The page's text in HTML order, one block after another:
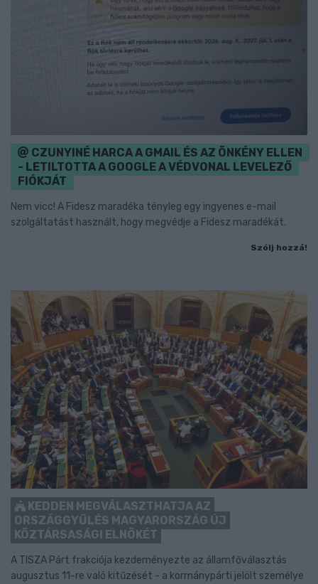
CZUNYINÉ HARCA A GMAIL ÉS AZ ÖNKÉNY ELLEN
- LETILTOTTA A GOOGLE A VÉDVONAL LEVELEZŐ
FIÓKJÁT
Nem vicc! A Fidesz maradéka tényleg egy ingyenes e-mail
szolgáltatást használt, hogy megvédje a Fidesz maradékát.
Szólj hozzá!
KEDDEN MEGVÁLASZTHATJA AZ
ORSZÁGGYŰLÉS MAGYARORSZÁG ÚJ
KÖZTÁRSASÁGI ELNÖKÉT
A TISZA Párt frakciója kezdeményezte az államfőválasztás
augusztus 11-re való kitűzését - a kormánypárti jelölt személye